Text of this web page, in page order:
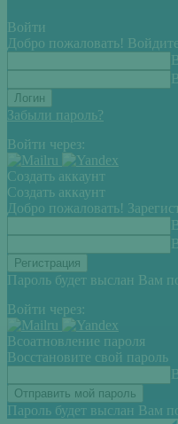
Войти
Добро пожаловать!
Забыли пароль?
Войти через:
Создать аккаунт
Создать аккаунт
Добро пожаловать!
Пароль будет выслан Вам
Войти через:
Всоатновление пароля
Восстановите свой пароль
Пароль будет выслан Вам